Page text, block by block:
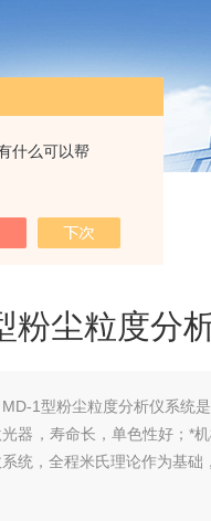
什么可以帮
粉尘粒度分
MD-1型粉尘粒度分析仪系统
器，寿命长，单色性好；*
统，全程米氏理论作为基础